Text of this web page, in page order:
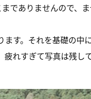
でありませんので
す。それを基礎の
れすぎて写真は残し